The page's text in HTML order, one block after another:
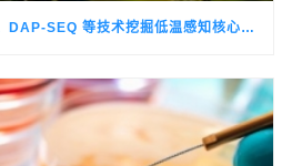
空间转录组、基因编辑、DAP-SEQ 等技术挖掘低温感知核心调控基因，破解观赏菊季节性生长转换的关键机制